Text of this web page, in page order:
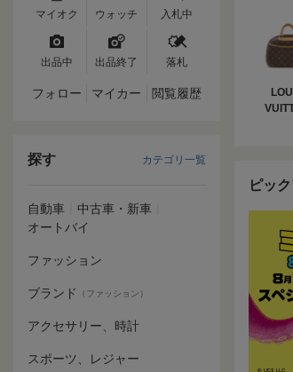
マイオク ウォッチ 入札中
出品中 出品終了 落札
フォロー マイカー 閲覧履歴
探す カテゴリ一覧
自動車 中古車・新車
オートバイ
ファッション
ブランド （ファッション）
アクセサリー、時計
スポーツ、レジャー
ピッ